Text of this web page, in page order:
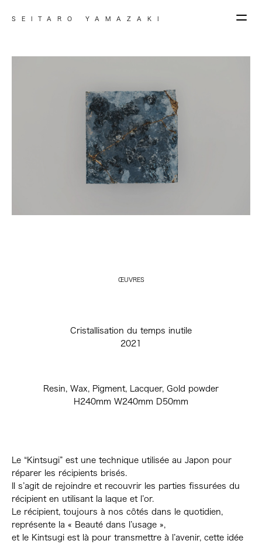
SEITARO YAMAZAKI
ŒUVRES
Cristallisation du temps inutile
2021
Resin, Wax, Pigment, Lacquer, Gold powder
H240mm W240mm D50mm
Le “Kintsugi” est une technique utilisée au Japon pour
réparer les récipients brisés.
Il s’agit de rejoindre et recouvrir les parties fissurées du
récipient en utilisant la laque et l’or.
Le récipient, toujours à nos côtés dans le quotidien,
représente la « Beauté dans l’usage »,
et le Kintsugi est là pour transmettre à l’avenir, cette idée